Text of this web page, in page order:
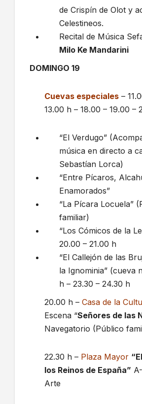
de Crispín de Olot y
Celestineos.
Recital de Música
Milo Ke Mandarini
DOMINGO 19
Cuevas especiales –
13.00 h – 18.00 – 19.00 –
“El Verdugo”
música en directo a
Sebastían Lorca)
“Entre Pícaros,
Enamorados”
“La Pícara Locuela”
familiar)
“Los Cómicos de la
20.00 – 21.00 h
“El Callejón de las
la Ignominia” (cueva
h – 23.30 – 24.30 h
20.00 h – Casa de la
Escena “Señores de las
Navegatorio (Público
22.30 h – Plaza Mayor
los Reinos de España”
Arte